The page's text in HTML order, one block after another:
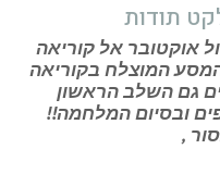
אוקטובר אל קוריאה
המוצלח בקוריאה
גם השלב הראשון
ובסיום המלחמה!!
,